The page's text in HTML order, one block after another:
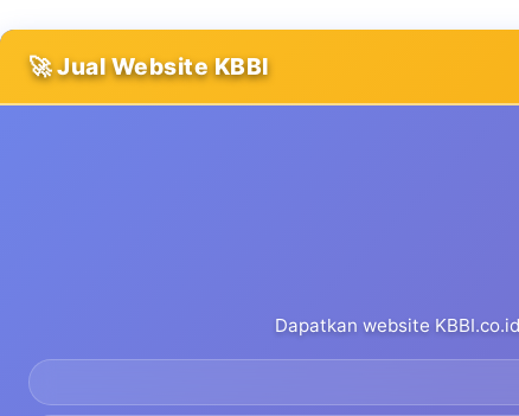
🚀 Jual Website KBBI
Dapatkan website